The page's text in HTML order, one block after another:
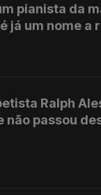
pianista da
já um nome a
Ralph
não passou